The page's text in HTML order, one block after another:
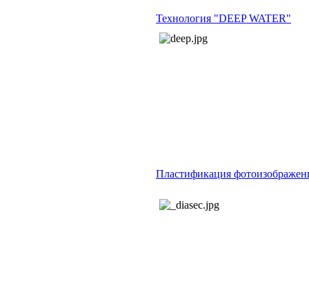
Технология "DEEP WATER"
Пластификация